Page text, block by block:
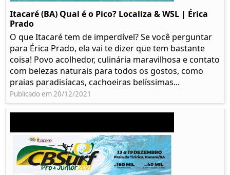
Itacaré (BA) Qual é o Pico? Localiza & WSL | Érica
Prado​
O que Itacaré tem de imperdível? Se você perguntar
para Érica Prado, ela vai te dizer que tem bastante
coisa!​ Povo acolhedor, culinária maravilhosa e contato
com belezas naturais para todos os gostos, como
praias paradisíacas, cachoeiras belíssimas...
Publicado em 20/12/2021